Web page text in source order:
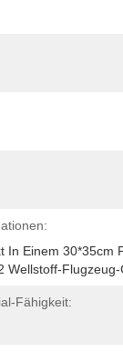
In Einem 30*35cm
Wellstoff-
Fähigkeit: